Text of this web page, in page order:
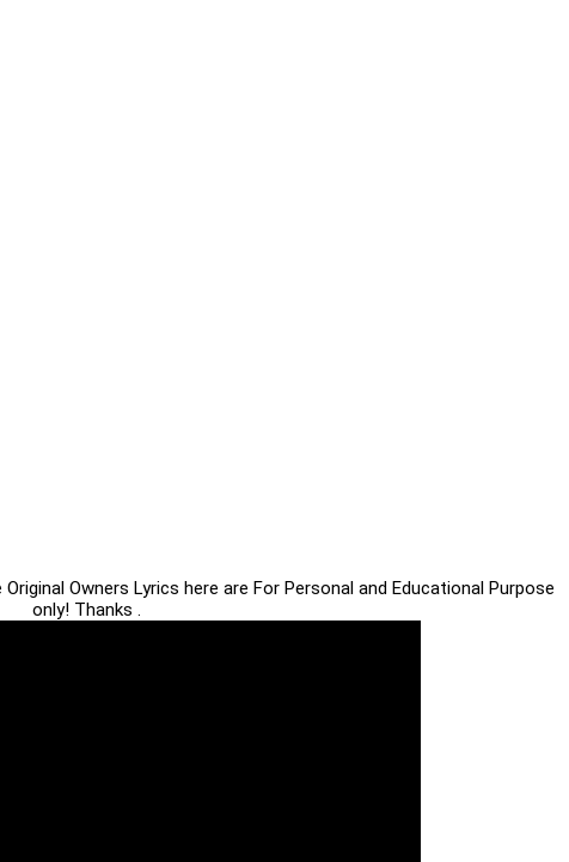
Owners Lyrics here are For Personal and Educational Purpose
only! Thanks .